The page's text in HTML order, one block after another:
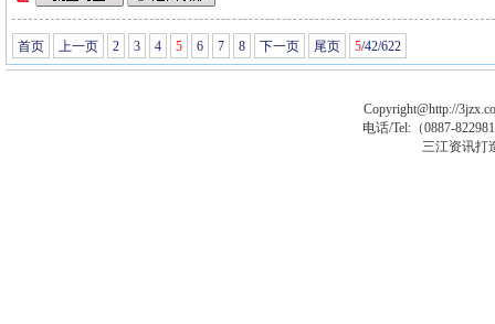
首页 上一页 2 3 4 5 6 7 8 下一页 尾页 5/42/622
Copyright@http://
电话/Tel:（0887-
三江资讯打